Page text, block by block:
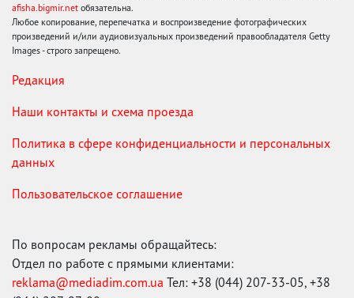
afisha.bigmir.net обязательна.
Любое копирование, перепечатка и воспроизведение фотографических
произведений и/или аудиовизуальных произведений правообладателя Getty
Images - строго запрещено.
Редакция
Наши контакты и схема проезда
Политика в сфере конфиденциальности и персональных
данных
Пользовательское соглашение
По вопросам рекламы обращайтесь:
Отдел по работе с прямыми клиентами:
reklama@mediadim.com.ua Тел: +38 (044) 207-33-05, +38